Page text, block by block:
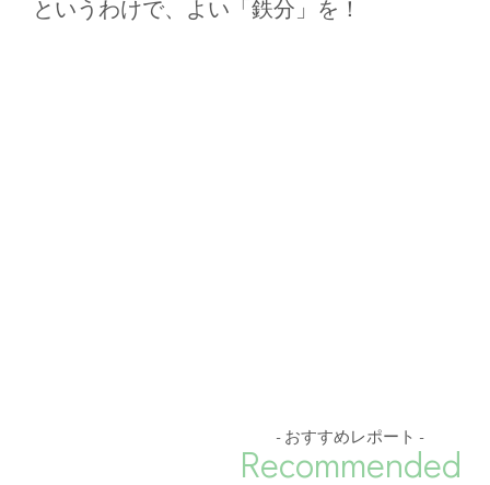
というわけで、よい「鉄分」を！
- おすすめレポート -
Recommended